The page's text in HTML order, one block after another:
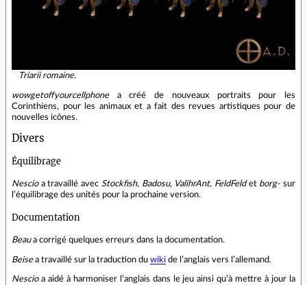
Triarii romaine.
wowgetoffyourcellphonea créé de nouveaux portraits pour les
Corinthiens, pour les animaux et a fait des revues artistiques pour de
nouvelles icônes.
Divers
Équilibrage
Nescioa travaillé avec Stockfish, Badosu, ValihrAnt, FeldFeldet borg- sur
l’équilibrage des unités pour la prochaine version.
Documentation
Beaua corrigé quelques erreurs dans la documentation.
Beisea travaillé sur la traduction du wiki de l’anglais vers l’allemand.
Nescioa aidé à harmoniser l’anglais dans le jeu ainsi qu’à mettre à jour la